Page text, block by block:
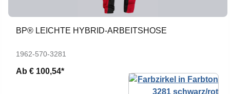
BP® LEICHTE HYBRID-ARBEITSHOSE
1962-570-3281
Ab € 100,54*